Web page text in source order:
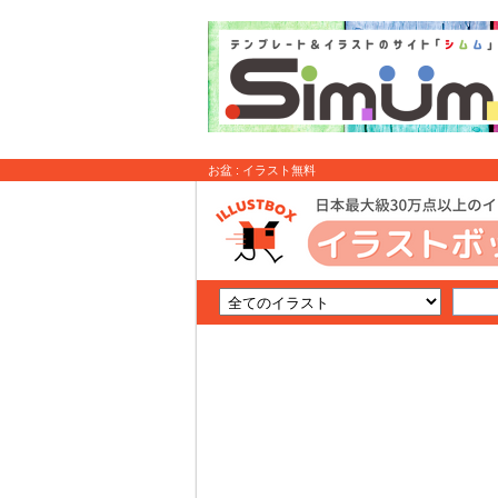
お盆 : イラスト無料